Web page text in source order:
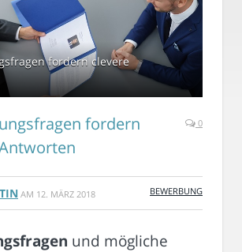
fordern clevere
fordern
0
AM 12. MÄRZ 2018 BEWERBUNG
und mögliche